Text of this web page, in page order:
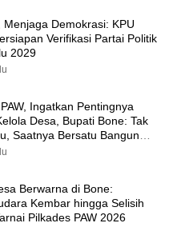
Menjaga Demokrasi: KPU
Verifikasi Partai Politik
2029
Ingatkan Pentingnya
Desa, Bupati Bone: Tak
Saatnya Bersatu Bangun
Berwarna di Bone:
Kembar hingga Selisih
Pilkades PAW 2026